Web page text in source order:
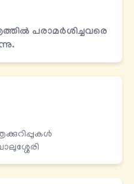
പരാമര്‍ശിച്ചവരെ